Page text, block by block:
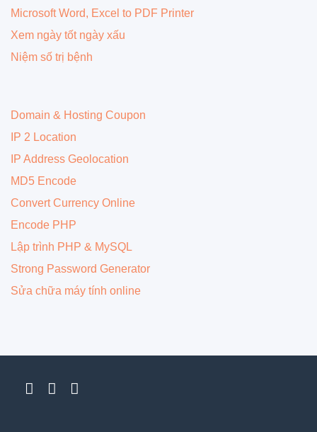
Microsoft Word, Excel to PDF Printer
Xem ngày tốt ngày xấu
Niệm số trị bệnh
Domain & Hosting Coupon
IP 2 Location
IP Address Geolocation
MD5 Encode
Convert Currency Online
Encode PHP
Lập trình PHP & MySQL
Strong Password Generator
Sửa chữa máy tính online